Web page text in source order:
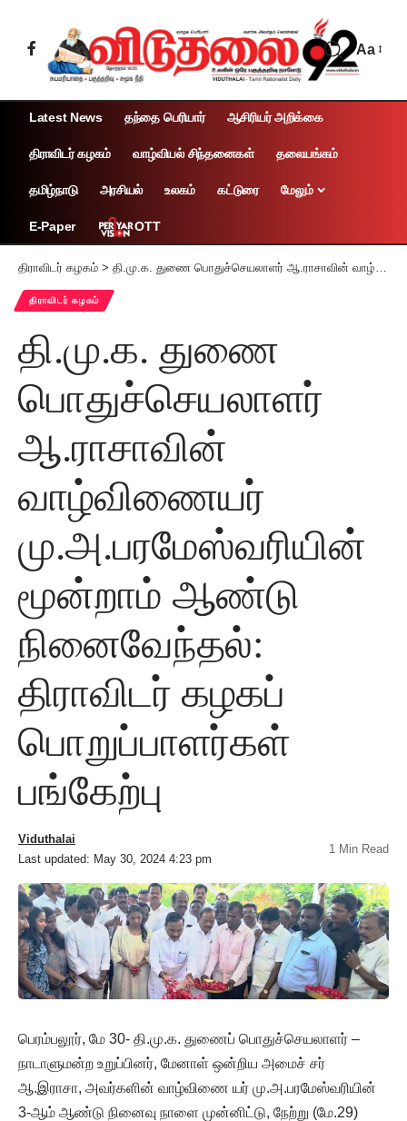
Aa
Latest News தந்தை பெரியார் ஆசிரியர் அறிக்கை
திராவிடர் கழகம் வாழ்வியல் சிந்தனைகள் தலையங்கம்
தமிழ்நாடு அரசியல் உலகம் கட்டுரை மேலும்
E-Paper OTT
திராவிடர் கழகம் > தி.மு.க. துணை பொதுச்செயலாளர் ஆ.ராசாவின் வாழ்விணையர் மு.அ.பரமேஸ்வரியின் மூன்றாம் ஆண்டு நினைவேந்தல்: திராவிடர் கழகப் பொறுப்பாளர்கள் பங்கேற்பு
திராவிடர் கழகம்
தி.மு.க. துணை
பொதுச்செயலாளர்
ஆ.ராசாவின்
வாழ்விணையர்
மு.அ.பரமேஸ்வரியின்
மூன்றாம் ஆண்டு
நினைவேந்தல்:
திராவிடர் கழகப்
பொறுப்பாளர்கள்
பங்கேற்பு
Last updated: May 30, 2024 4:23 pm
Viduthalai
1 Min Read
பெரம்பலூர், மே 30- தி.மு.க. துணைப் பொதுச்செயலாளர் –
நாடாளுமன்ற உறுப்பினர், மேனாள் ஒன்றிய அமைச் சர்
ஆ.இராசா, அவர்களின் வாழ்விணை யர் மு.அ.பரமேஸ்வரியின்
3-ஆம் ஆண்டு நினைவு நாளை முன்னிட்டு, நேற்று (மே.29)